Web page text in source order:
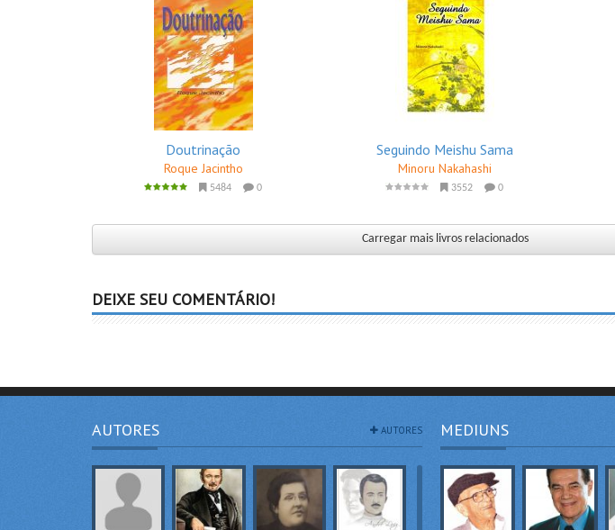
Doutrinação
Roque Jacintho
5484 0
Seguindo Meishu Sama
Minoru Nakahashi
3552 0
Carregar mais livros relacionados
DEIXE SEU COMENTÁRIO!
AUTORES AUTORES MEDIUNS